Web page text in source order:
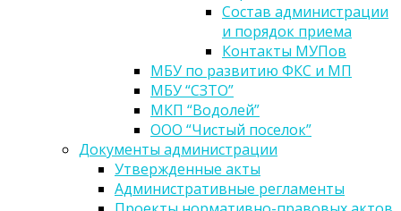
Состав администрации
и порядок приема
Контакты МУПов
МБУ по развитию ФКС и МП
МБУ “СЗТО”
МКП “Водолей”
ООО “Чистый поселок”
Документы администрации
Утвержденные акты
Административные регламенты